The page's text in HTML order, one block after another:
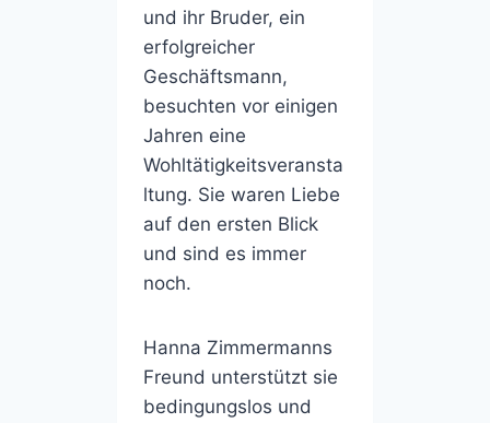
und ihr Bruder, ein
erfolgreicher
Geschäftsmann,
besuchten vor einigen
Jahren eine
Wohltätigkeitsveransta
ltung. Sie waren Liebe
auf den ersten Blick
und sind es immer
noch.
Hanna Zimmermanns
Freund unterstützt sie
bedingungslos und